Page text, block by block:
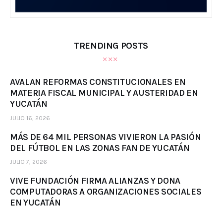
TRENDING POSTS
AVALAN REFORMAS CONSTITUCIONALES EN
MATERIA FISCAL MUNICIPAL Y AUSTERIDAD EN
YUCATÁN
JULIO 16, 2026
MÁS DE 64 MIL PERSONAS VIVIERON LA PASIÓN
DEL FÚTBOL EN LAS ZONAS FAN DE YUCATÁN
JULIO 7, 2026
VIVE FUNDACIÓN FIRMA ALIANZAS Y DONA
COMPUTADORAS A ORGANIZACIONES SOCIALES
EN YUCATÁN